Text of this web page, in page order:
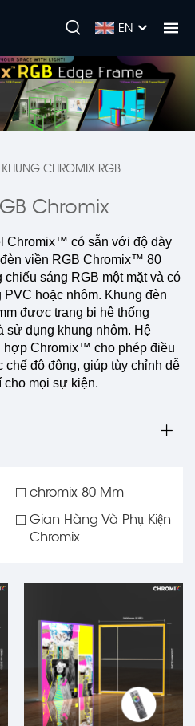
EN
KHUNG CHROMIX RGB
Chromix
Chromix™ có sẵn với độ dày
viền RGB Chromix™ 80
sáng RGB một mặt và có
hoặc nhôm. Khung đèn
được trang bị hệ thống
sử dụng khung nhôm. Hệ
hợp Chromix™ cho phép điều
chế độ động, giúp tùy chỉnh dễ
cho mọi sự kiện.
chromix 80 Mm
Gian Hàng Và Phụ Kiện
Chromix